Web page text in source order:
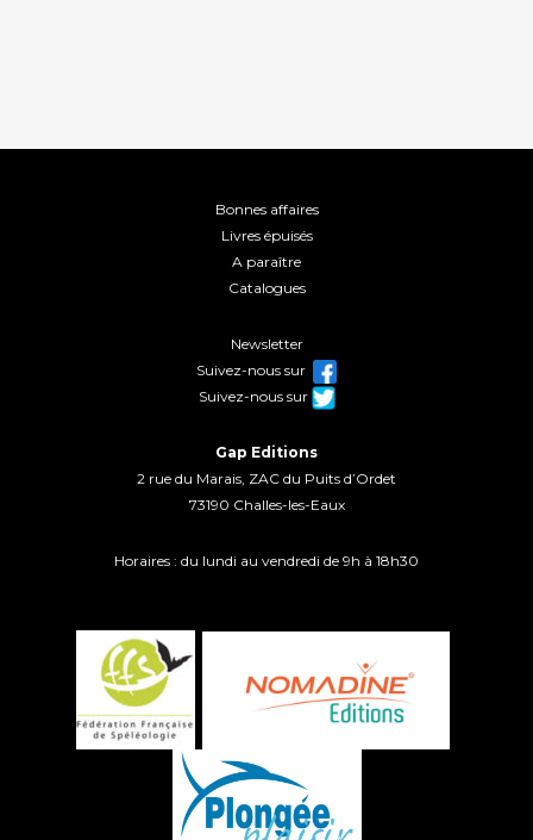
Bonnes affaires
Livres épuisés
A paraître
Catalogues
Newsletter
Suivez-nous sur
Suivez-nous sur
Gap Editions
2 rue du Marais, ZAC du Puits d’Ordet
73190 Challes-les-Eaux
Horaires : du lundi au vendredi de 9h à 18h30